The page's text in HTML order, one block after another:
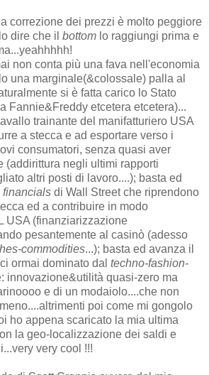
correzione dei prezzi è molto peggiore
dire che il bottom lo raggiungi prima e
non conta più una fava nell'economia
una marginale(&colossale) palla al
si è fatta carico lo Stato
Fannie&Freddy etcetera etcetera)...
trainante del manifatturiero USA
a stecca e ad esportare verso i
consumatori, senza quasi aver
(addirittura negli ultimi rapporti
altri posti di lavoro....); basta ed
financials di Wall Street che riprendono
ed a contribuire in modo
USA (finanziarizzazione
pesantemente al casinò (adesso
commodities...); basta ed avanza il
ormai dominato dal techno-fashion-
innovazione&utilità quasi-zero ma
e di un modaiolo....che non
poi come mi gongolo
ho appena scaricato la mia ultima
la geo-localizzazione dei saldi e
very cool !!!